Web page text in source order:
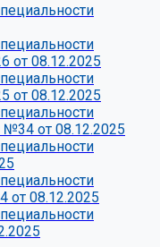
от 08.12.2025
от 08.12.2025
от 08.12.2025
от 08.12.2025